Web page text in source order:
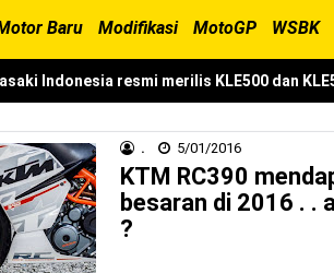
Baru Modifikasi MotoGP WSBK
Indonesia resmi merilis KLE500 dan
Indonesia resmi merilis XMAX 250
Puluhan Yamaha Nmax Neo 155 di lelang 15
Indonesia Technician Grand Prix 2025 di
!
. 5/01/2016
KTM RC390
besaran di 2016 . .
?